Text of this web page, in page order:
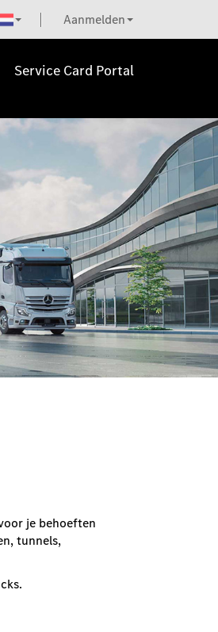
Aanmelden
Service Card Portal
je behoeften
tunnels,